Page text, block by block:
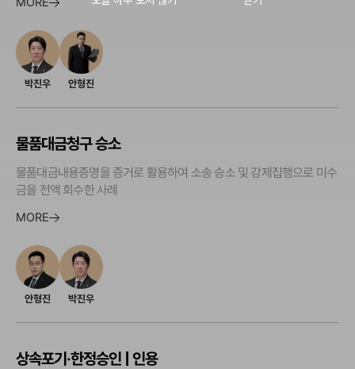
박진우 안형진
물품대금청구 승소
물품대금내용증명을 증거로 활용하여 소송 승소 및 강제집행으로 미수
금을 전액 회수한 사례
안형진 박진우
MORE
상속포기·한정승인 | 인용